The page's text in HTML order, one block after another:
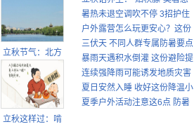
立秋节气：北方
逐渐转凉 南方暑
热仍盛
立秋这样过：啃
先清暑再防燥
暑热未退空调吹不停 3招护住
肩颈不酸痛
户外露营怎么玩更安心？这份
攻略请收好
三伏天 不同人群专属防暑要点
请收好
暴雨天遇积水倒灌 这份避险提
示请收好
连续强降雨可能诱发地质灾害
这些前兆要知道
夏日安然入睡 收好这份降温小
贴士
夏季户外活动注意这6点 防暑